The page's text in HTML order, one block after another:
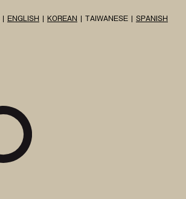
ENGLISH KOREAN TAIWANESE SPANISH